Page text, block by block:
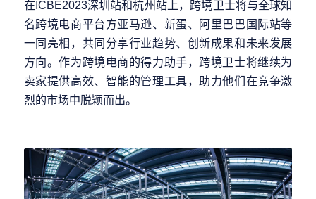
在ICBE2023深圳站和杭州站上，跨境卫士将与全球知
名跨境电商平台方亚马逊、新蛋、阿里巴巴国际站等
一同亮相，共同分享行业趋势、创新成果和未来发展
方向。作为跨境电商的得力助手，跨境卫士将继续为
卖家提供高效、智能的管理工具，助力他们在竞争激
烈的市场中脱颖而出。